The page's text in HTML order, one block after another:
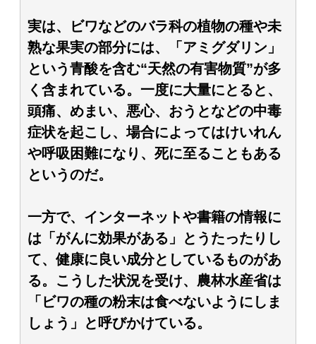
実は、ビワなどのバラ科の植物の種や未
熟な果実の部分には、「アミグダリン」
という青酸を含む“天然の有害物質”が多
く含まれている。一度に大量にとると、
頭痛、めまい、悪心、おうとなどの中毒
症状を起こし、場合によってはけいれん
や呼吸困難になり、死に至ることもある
というのだ。
一方で、インターネットや書籍の情報に
は「がんに効果がある」とうたったりし
て、健康に良い成分としているものがあ
る。こうした状況を受け、農林水産省は
「ビワの種の粉末は食べないようにしま
しょう」と呼びかけている。